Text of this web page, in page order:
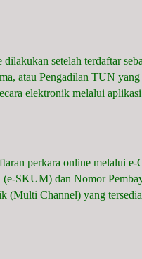
setelah terdaftar
atau Pengadilan TUN
elektronik melalui
online melalui e-
(e-SKUM) dan Nomor
(Multi Channel) yang